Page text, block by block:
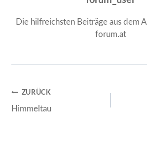
Die hilfreichsten Beiträge aus dem
forum.at
Beitragsnavigation
ZURÜCK
Himmeltau